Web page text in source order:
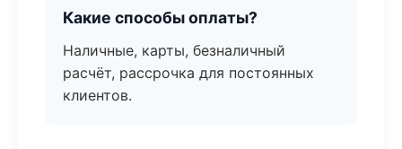
Какие способы оплаты?
Наличные, карты, безналичный
расчёт, рассрочка для постоянных
клиентов.